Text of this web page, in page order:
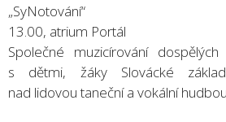
„SyNotování“
13.00, atrium Portál
Společné muzicírování
s dětmi, žáky Slovácké
nad lidovou taneční a vokální